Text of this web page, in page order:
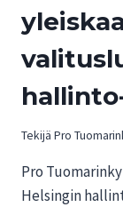
Tekijä Pro
Pro
Helsingin